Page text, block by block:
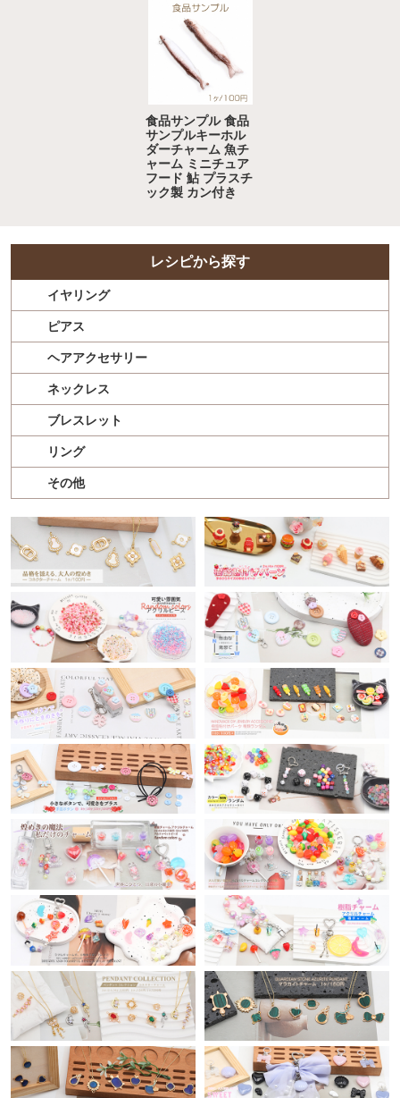
食品サンプル 食品
サンプルキーホル
ダーチャーム 魚チ
ャーム ミニチュア
フード 鮎 プラスチ
ック製 カン付き
レシピから探す
イヤリング
ピアス
ヘアアクセサリー
ネックレス
ブレスレット
リング
その他